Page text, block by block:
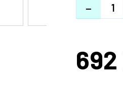
−
Měrná